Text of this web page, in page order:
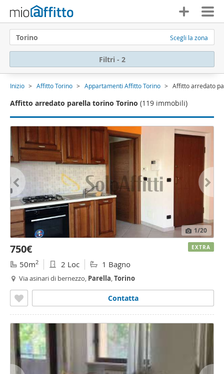
Torino Scegli la zona
Filtri - 2
Inizio Affitto Torino Appartamenti Affitto Torino Affitto arredato
Affitto arredato parella torino Torino (119 immobili)
1/20
750€
50m2 2 Loc 1 Bagno
Via asinari di bernezzo, Parella,Torino
Contatta
EXTRA